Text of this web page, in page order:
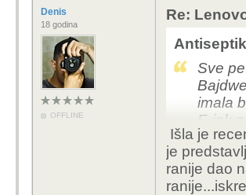
Denis
18 godina
OFFLINE
Re:
Sve
imala
E-ink
Išla je
je
ranije dao